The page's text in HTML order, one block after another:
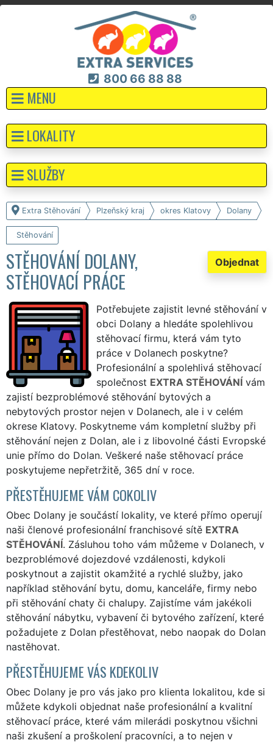
800 66 88 88
MENU
Extra Stěhování Plzeňský kraj okres Klatovy Dolany
Stěhování
Objednat
STĚHOVÁNÍ DOLANY,
STĚHOVACÍ PRÁCE
Potřebujete zajistit levné stěhování v
obci Dolany a hledáte spolehlivou
stěhovací firmu, která vám tyto
práce v Dolanech poskytne?
Profesionální a spolehlivá stěhovací
společnost EXTRA STĚHOVÁNÍ vám
zajistí bezproblémové stěhování bytových a
nebytových prostor nejen v Dolanech, ale i v celém
okrese Klatovy. Poskytneme vám kompletní služby při
stěhování nejen z Dolan, ale i z libovolné části Evropské
unie přímo do Dolan. Veškeré naše stěhovací práce
poskytujeme nepřetržitě, 365 dní v roce.
PŘESTĚHUJEME VÁM COKOLIV
Obec Dolany je součástí lokality, ve které přímo operují
naši členové profesionální franchisové sítě EXTRA
STĚHOVÁNÍ. Zásluhou toho vám můžeme v Dolanech, v
bezproblémové dojezdové vzdálenosti, kdykoli
poskytnout a zajistit okamžité a rychlé služby, jako
například stěhování bytu, domu, kanceláře, firmy nebo
při stěhování chaty či chalupy. Zajistíme vám jakékoli
stěhování nábytku, vybavení či bytového zařízení, které
požadujete z Dolan přestěhovat, nebo naopak do Dolan
nastěhovat.
PŘESTĚHUJEME VÁS KDEKOLIV
Obec Dolany je pro vás jako pro klienta lokalitou, kde si
můžete kdykoli objednat naše profesionální a kvalitní
stěhovací práce, které vám milerádi poskytnou všichni
naši zkušení a proškolení pracovníci, a to nejen v
LOKALITY
SLUŽBY